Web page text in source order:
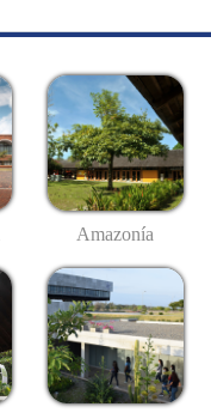
Amazonía